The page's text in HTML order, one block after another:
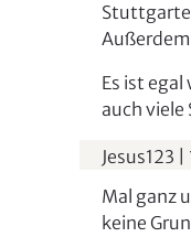
Es ist
auch
Jesus123
Mal ganz
keine